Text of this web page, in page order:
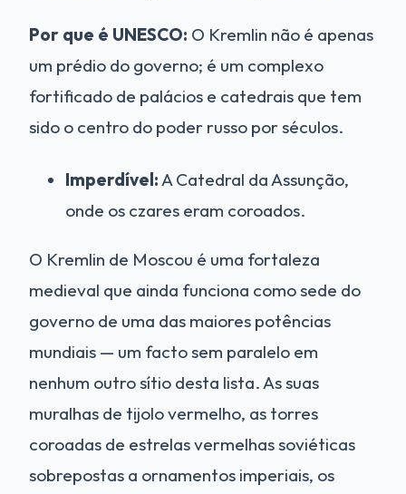
Por que é UNESCO: O Kremlin não é apenas
um prédio do governo; é um complexo
fortificado de palácios e catedrais que tem
sido o centro do poder russo por séculos.
Imperdível:A Catedral da Assunção,
onde os czares eram coroados.
O Kremlin de Moscou é uma fortaleza
medieval que ainda funciona como sede do
governo de uma das maiores potências
mundiais — um facto sem paralelo em
nenhum outro sítio desta lista. As suas
muralhas de tijolo vermelho, as torres
coroadas de estrelas vermelhas soviéticas
sobrepostas a ornamentos imperiais, os